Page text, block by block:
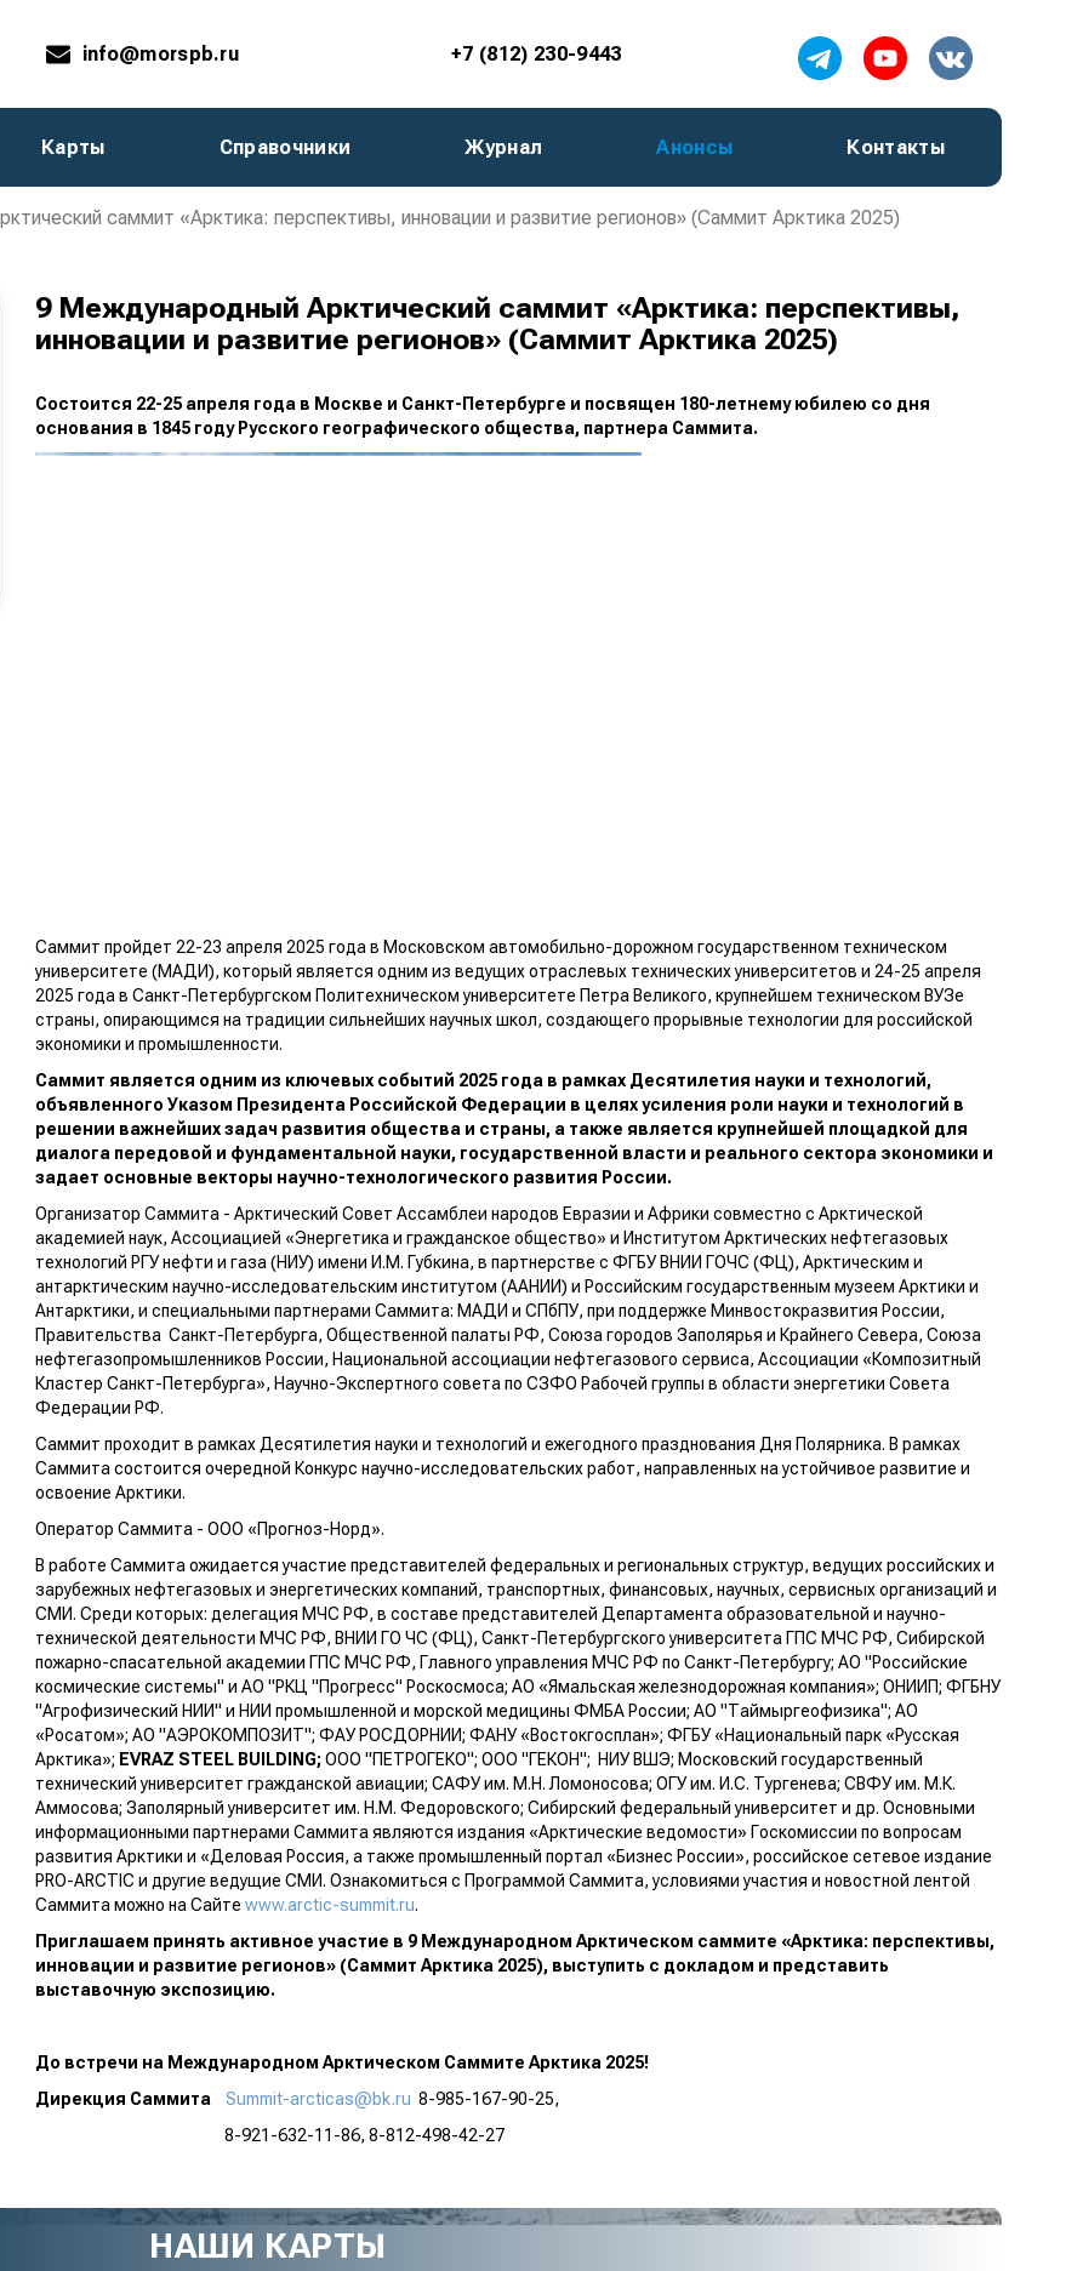
info@morspb.ru +7 (812) 230-9443
Карты Справочники Журнал Анонсы Контакты
саммит «Арктика: перспективы, инновации и развитие регионов» (Саммит Арктика 2025)
9 Международный Арктический саммит «Арктика: перспективы,
инновации и развитие регионов» (Саммит Арктика 2025)
Состоится 22-25 апреля года в Москве и Санкт-Петербурге и посвящен 180-летнему юбилею со дня
основания в 1845 году Русского географического общества, партнера Саммита.
Саммит пройдет 22-23 апреля 2025 года в Московском автомобильно-дорожном государственном техническом
университете (МАДИ), который является одним из ведущих отраслевых технических университетов и 24-25 апреля
2025 года в Санкт-Петербургском Политехническом университете Петра Великого, крупнейшем техническом ВУЗе
страны, опирающимся на традиции сильнейших научных школ, создающего прорывные технологии для российской
экономики и промышленности.
Саммит является одним из ключевых событий 2025 года в рамках Десятилетия науки и технологий,
объявленного Указом Президента Российской Федерации в целях усиления роли науки и технологий в
решении важнейших задач развития общества и страны, а также является крупнейшей площадкой для
диалога передовой и фундаментальной науки, государственной власти и реального сектора экономики и
задает основные векторы научно-технологического развития России.
Организатор Саммита - Арктический Совет Ассамблеи народов Евразии и Африки совместно с Арктической
академией наук, Ассоциацией «Энергетика и гражданское общество» и Институтом Арктических нефтегазовых
технологий РГУ нефти и газа (НИУ) имени И.М. Губкина, в партнерстве с ФГБУ ВНИИ ГОЧС (ФЦ), Арктическим и
антарктическим научно-исследовательским институтом (ААНИИ) и Российским государственным музеем Арктики и
Антарктики, и специальными партнерами Саммита: МАДИ и СПбПУ, при поддержке Минвостокразвития России,
Правительства Санкт-Петербурга, Общественной палаты РФ, Союза городов Заполярья и Крайнего Севера, Союза
нефтегазопромышленников России, Национальной ассоциации нефтегазового сервиса, Ассоциации «Композитный
Кластер Санкт-Петербурга», Научно-Экспертного совета по СЗФО Рабочей группы в области энергетики Совета
Федерации РФ.
Саммит проходит в рамках Десятилетия науки и технологий и ежегодного празднования Дня Полярника. В рамках
Саммита состоится очередной Конкурс научно-исследовательских работ, направленных на устойчивое развитие и
освоение Арктики.
Оператор Саммита - ООО «Прогноз-Норд».
В работе Саммита ожидается участие представителей федеральных и региональных структур, ведущих российских и
зарубежных нефтегазовых и энергетических компаний, транспортных, финансовых, научных, сервисных организаций и
СМИ. Среди которых: делегация МЧС РФ, в составе представителей Департамента образовательной и научно-
технической деятельности МЧС РФ, ВНИИ ГО ЧС (ФЦ), Санкт-Петербургского университета ГПС МЧС РФ, Сибирской
пожарно-спасательной академии ГПС МЧС РФ, Главного управления МЧС РФ по Санкт-Петербургу; АО "Российские
космические системы" и АО "РКЦ "Прогресс" Роскосмоса; АО «Ямальская железнодорожная компания»; ОНИИП; ФГБНУ
"Агрофизический НИИ" и НИИ промышленной и морской медицины ФМБА России; АО "Таймыргеофизика"; АО
«Росатом»; АО "АЭРОКОМПОЗИТ"; ФАУ РОСДОРНИИ; ФАНУ «Востокгосплан»; ФГБУ «Национальный парк «Русская
Арктика»; EVRAZ STEEL BUILDING; ООО "ПЕТРОГЕКО"; ООО "ГЕКОН"; НИУ ВШЭ; Московский государственный
технический университет гражданской авиации; САФУ им. М.Н. Ломоносова; ОГУ им. И.С. Тургенева; СВФУ им. М.К.
Аммосова; Заполярный университет им. Н.М. Федоровского; Сибирский федеральный университет и др. Основными
информационными партнерами Саммита являются издания «Арктические ведомости» Госкомиссии по вопросам
развития Арктики и «Деловая Россия, а также промышленный портал «Бизнес России», российское сетевое издание
PRO-АRCTIC и другие ведущие СМИ. Ознакомиться с Программой Саммита, условиями участия и новостной лентой
Саммита можно на Сайтеwww.arctic-summit.ru.
Приглашаем принять активное участие в 9 Международном Арктическом саммите «Арктика: перспективы,
инновации и развитие регионов» (Саммит Арктика 2025), выступить с докладом и представить
выставочную экспозицию.
До встречи на Международном Арктическом Саммите Арктика 2025!
Дирекция Саммита
Summit-arcticas@bk.ru 8-985-167-90-25,
8-921-632-11-86, 8-812-498-42-27
НАШИ КАРТЫ